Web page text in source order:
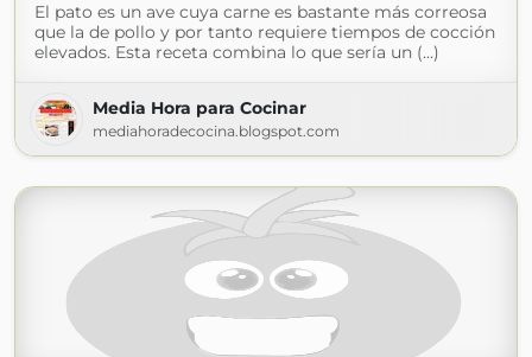
El pato es un ave cuya carne es bastante más correosa
que la de pollo y por tanto requiere tiempos de cocción
elevados. Esta receta combina lo que sería un (...)
Media Hora para Cocinar
mediahoradecocina.blogspot.com